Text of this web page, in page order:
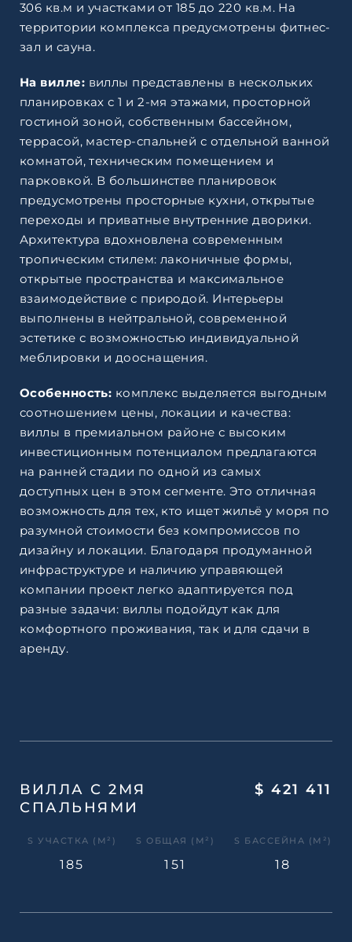
306 кв.м и участками от 185 до 220 кв.м. На
территории комплекса предусмотрены фитнес-
зал и сауна.
На вилле: виллы представлены в нескольких
планировках с 1 и 2-мя этажами, просторной
гостиной зоной, собственным бассейном,
террасой, мастер-спальней с отдельной ванной
комнатой, техническим помещением и
парковкой. В большинстве планировок
предусмотрены просторные кухни, открытые
переходы и приватные внутренние дворики.
Архитектура вдохновлена современным
тропическим стилем: лаконичные формы,
открытые пространства и максимальное
взаимодействие с природой. Интерьеры
выполнены в нейтральной, современной
эстетике с возможностью индивидуальной
меблировки и дооснащения.
Особенность: комплекс выделяется выгодным
соотношением цены, локации и качества:
виллы в премиальном районе с высоким
инвестиционным потенциалом предлагаются
на ранней стадии по одной из самых
доступных цен в этом сегменте. Это отличная
возможность для тех, кто ищет жильё у моря по
разумной стоимости без компромиссов по
дизайну и локации. Благодаря продуманной
инфраструктуре и наличию управяющей
компании проект легко адаптируется под
разные задачи: виллы подойдут как для
комфортного проживания, так и для сдачи в
аренду.
ВИЛЛА С 2МЯ
СПАЛЬНЯМИ
S УЧАСТКА (М²)
185
S ОБЩАЯ (М²)
151
S БАССЕЙНА (М²)
18
$ 421 411